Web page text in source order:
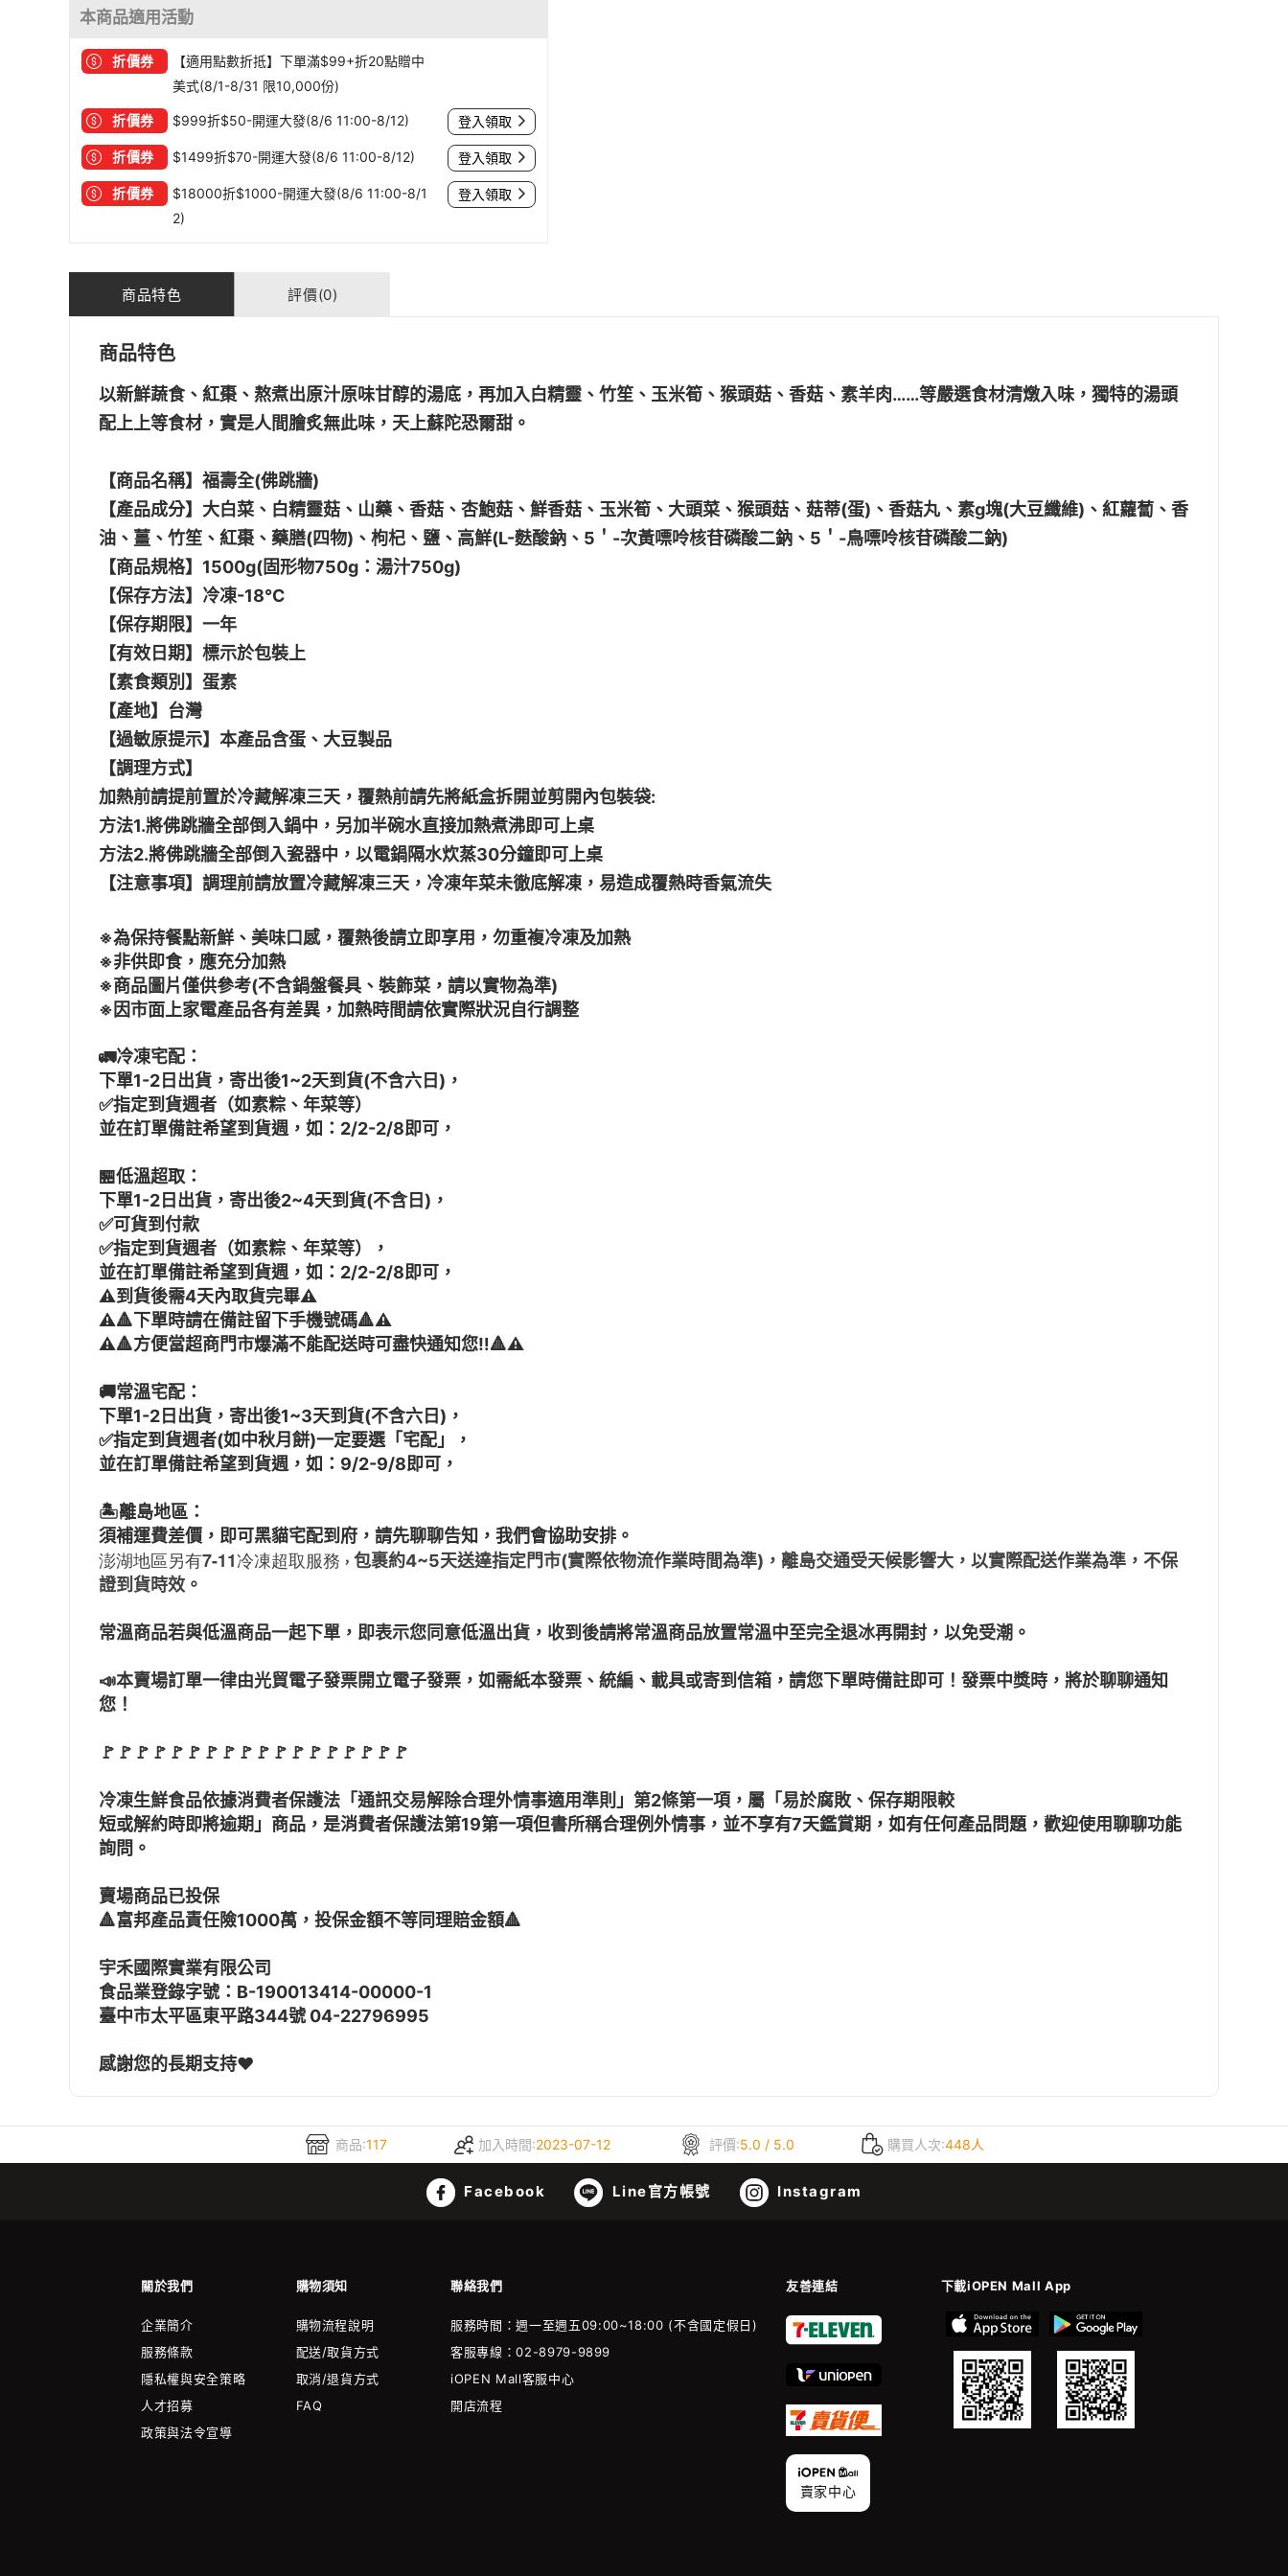
本商品適用活動
折價券
【適用點數折抵】下單滿$99+折20點贈中
美式(8/1-8/31 限10,000份)
折價券 $999折$50-開運大發(8/6 11:00-8/12) 登入領取
折價券 $1499折$70-開運大發(8/6 11:00-8/12) 登入領取
折價券
$18000折$1000-開運大發(8/6 11:00-8/1
2)
登入領取
商品特色 評價(0)
商品特色
以新鮮蔬食、紅棗、熬煮出原汁原味甘醇的湯底，再加入白精靈、竹笙、玉米筍、猴頭菇、香菇、素羊肉……等嚴選食材清燉入味，獨特的湯頭
配上上等食材，實是人間膾炙無此味，天上蘇陀恐爾甜。
【商品名稱】福壽全(佛跳牆)
【產品成分】大白菜、白精靈菇、山藥、香菇、杏鮑菇、鮮香菇、玉米筍、大頭菜、猴頭菇、菇蒂(蛋)、香菇丸、素g塊(大豆纖維)、紅蘿蔔、香
油、薑、竹笙、紅棗、藥膳(四物)、枸杞、鹽、高鮮(L-麩酸鈉、5＇-次黃嘌呤核苷磷酸二鈉、5＇-鳥嘌呤核苷磷酸二鈉)
【商品規格】1500g(固形物750g：湯汁750g)
【保存方法】冷凍-18℃
【保存期限】一年
【有效日期】標示於包裝上
【素食類別】蛋素
【產地】台灣
【過敏原提示】本產品含蛋、大豆製品
【調理方式】
加熱前請提前置於冷藏解凍三天，覆熱前請先將紙盒拆開並剪開內包裝袋:
方法1.將佛跳牆全部倒入鍋中，另加半碗水直接加熱煮沸即可上桌
方法2.將佛跳牆全部倒入瓷器中，以電鍋隔水炊蒸30分鐘即可上桌
【注意事項】調理前請放置冷藏解凍三天，冷凍年菜未徹底解凍，易造成覆熱時香氣流失
※為保持餐點新鮮、美味口感，覆熱後請立即享用，勿重複冷凍及加熱
※非供即食，應充分加熱
※商品圖片僅供參考(不含鍋盤餐具、裝飾菜，請以實物為準)
※因市面上家電產品各有差異，加熱時間請依實際狀況自行調整
🚛冷凍宅配：
下單1-2日出貨，寄出後1~2天到貨(不含六日)，
✅指定到貨週者（如素粽、年菜等）
並在訂單備註希望到貨週，如：2/2-2/8即可，
🏪低溫超取：
下單1-2日出貨，寄出後2~4天到貨(不含日)，
✅可貨到付款
✅指定到貨週者（如素粽、年菜等），
並在訂單備註希望到貨週，如：2/2-2/8即可，
⚠️到貨後需4天內取貨完畢⚠️
⚠️🔺下單時請在備註留下手機號碼🔺⚠️
⚠️🔺方便當超商門市爆滿不能配送時可盡快通知您‼️🔺⚠️
🚚常溫宅配：
下單1-2日出貨，寄出後1~3天到貨(不含六日)，
✅指定到貨週者(如中秋月餅)一定要選「宅配」，
並在訂單備註希望到貨週，如：9/2-9/8即可，
🏝️離島地區：
須補運費差價，即可黑貓宅配到府，請先聊聊告知，我們會協助安排。
澎湖地區另有7-11冷凍超取服務 ， 包裹約4~5天送達指定門市(實際依物流作業時間為準)，離島交通受天候影響大，以實際配送作業為準，不保
證到貨時效。
常溫商品若與低溫商品一起下單，即表示您同意低溫出貨，收到後請將常溫商品放置常溫中至完全退冰再開封，以免受潮。
📣本賣場訂單一律由光貿電子發票開立電子發票，如需紙本發票、統編、載具或寄到信箱，請您下單時備註即可！發票中獎時，將於聊聊通知
您！
🚩🚩🚩🚩🚩🚩🚩🚩🚩🚩🚩🚩🚩🚩🚩🚩🚩🚩
冷凍生鮮食品依據消費者保護法「通訊交易解除合理外情事適用準則」第2條第一項，屬「易於腐敗、保存期限較
短或解約時即將逾期」商品，是消費者保護法第19第一項但書所稱合理例外情事，並不享有7天鑑賞期，如有任何產品問題，歡迎使用聊聊功能
詢問。
賣場商品已投保
🔺富邦產品責任險1000萬，投保金額不等同理賠金額🔺
宇禾國際實業有限公司
食品業登錄字號：B-190013414-00000-1
臺中市太平區東平路344號 04-22796995
感謝您的長期支持❤️
商品:117 加入時間:2023-07-12 評價:5.0 / 5.0 購買人次:448人
Facebook Line官方帳號 Instagram
關於我們 購物須知 聯絡我們 友善連結 下載iOPEN Mall App
企業簡介
服務條款
隱私權與安全策略
人才招募
政策與法令宣導
購物流程說明
配送/取貨方式
取消/退貨方式
FAQ
服務時間：週一至週五09:00~18:00 (不含國定假日)
客服專線：02-8979-9899
iOPEN Mall客服中心
開店流程
賣家中心